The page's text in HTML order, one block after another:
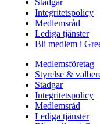
Stadgar
Integritetspolicy
Medlemsråd
Lediga tjänster
Bli medlem i
Medlemsföretag
Styrelse &
Stadgar
Integritetspolicy
Medlemsråd
Lediga tjänster